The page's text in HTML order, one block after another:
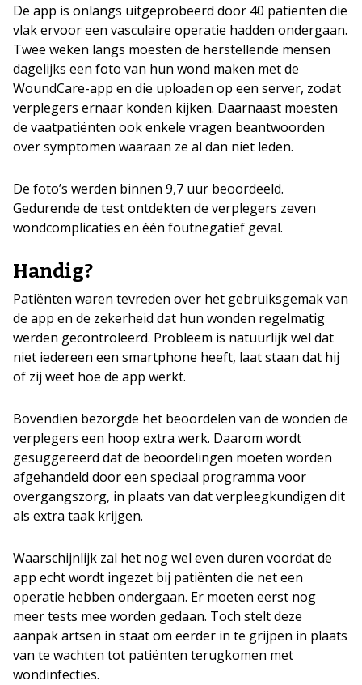
De app is onlangs uitgeprobeerd door 40 patiënten die
vlak ervoor een vasculaire operatie hadden ondergaan.
Twee weken langs moesten de herstellende mensen
dagelijks een foto van hun wond maken met de
WoundCare-app en die uploaden op een server, zodat
verplegers ernaar konden kijken. Daarnaast moesten
de vaatpatiënten ook enkele vragen beantwoorden
over symptomen waaraan ze al dan niet leden.
De foto’s werden binnen 9,7 uur beoordeeld.
Gedurende de test ontdekten de verplegers zeven
wondcomplicaties en één foutnegatief geval.
Handig?
Patiënten waren tevreden over het gebruiksgemak van
de app en de zekerheid dat hun wonden regelmatig
werden gecontroleerd. Probleem is natuurlijk wel dat
niet iedereen een smartphone heeft, laat staan dat hij
of zij weet hoe de app werkt.
Bovendien bezorgde het beoordelen van de wonden de
verplegers een hoop extra werk. Daarom wordt
gesuggereerd dat de beoordelingen moeten worden
afgehandeld door een speciaal programma voor
overgangszorg, in plaats van dat verpleegkundigen dit
als extra taak krijgen.
Waarschijnlijk zal het nog wel even duren voordat de
app echt wordt ingezet bij patiënten die net een
operatie hebben ondergaan. Er moeten eerst nog
meer tests mee worden gedaan. Toch stelt deze
aanpak artsen in staat om eerder in te grijpen in plaats
van te wachten tot patiënten terugkomen met
wondinfecties.